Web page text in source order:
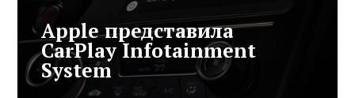
Apple представила
CarPlay Infotainment
System